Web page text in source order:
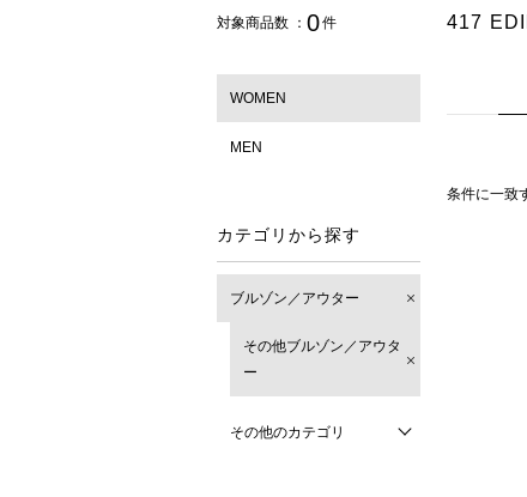
対象商品数 ： 0件
WOMEN
MEN
カテゴリから探す
ブルゾン／アウター
その他ブルゾン／アウタ
ー
その他のカテゴリ
417
条件に一致